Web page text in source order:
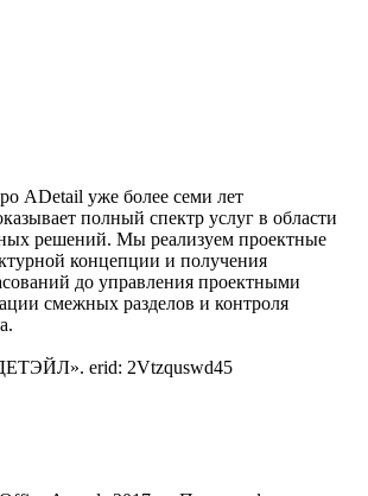
ADetail уже более семи лет
полный спектр услуг в области
решений. Мы реализуем проектные
концепции и получения
до управления проектными
смежных разделов и контроля
erid: 2Vtzquswd45